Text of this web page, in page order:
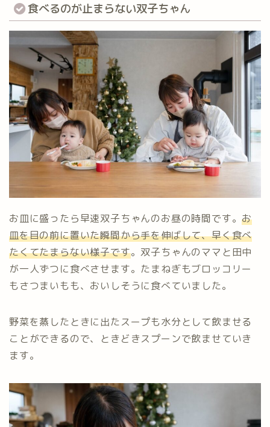
食べるのが止まらない双子ちゃん
お皿に盛ったら早速双子ちゃんのお昼の時間です。お
皿を目の前に置いた瞬間から手を伸ばして、早く食べ
たくてたまらない様子です。双子ちゃんのママと田中
が一人ずつに食べさせます。たまねぎもブロッコリー
もさつまいもも、おいしそうに食べていました。
野菜を蒸したときに出たスープも水分として飲ませる
ことができるので、ときどきスプーンで飲ませていき
ます。